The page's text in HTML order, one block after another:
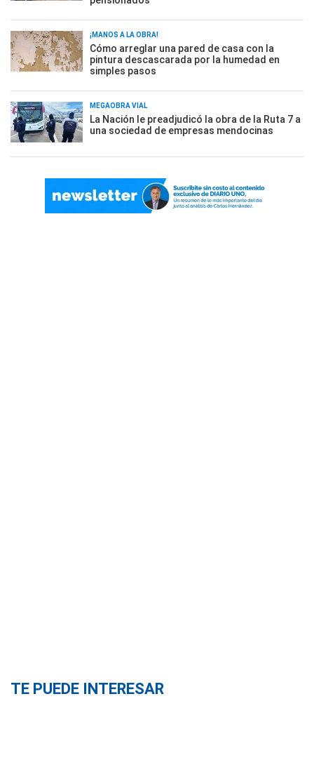
¡MANOS A LA OBRA!
Cómo arreglar una pared de casa con la
pintura descascarada por la humedad en
simples pasos
MEGAOBRA VIAL
La Nación le preadjudicó la obra de la Ruta 7 a
una sociedad de empresas mendocinas
TE PUEDE INTERESAR